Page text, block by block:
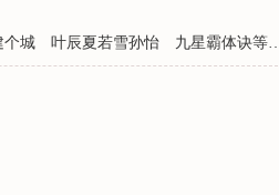
个城 叶辰夏若雪孙怡 九星霸体诀等级说明